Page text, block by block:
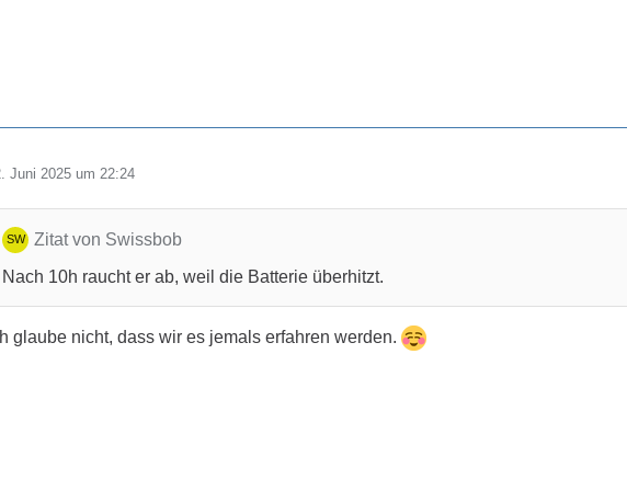
Juni 2025 um 22:24
Zitat von Swissbob
Nach 10h raucht er ab, weil die Batterie überhitzt.
glaube nicht, dass wir es jemals erfahren werden.